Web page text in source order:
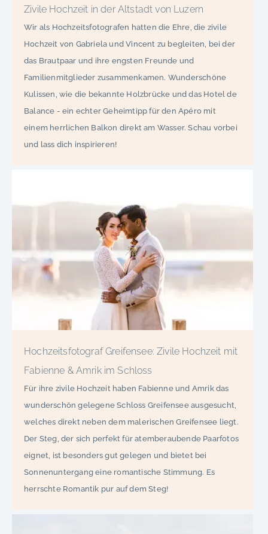
Zivile Hochzeit in der Altstadt von Luzern
Wir als Hochzeitsfotografen hatten die Ehre, die zivile
Hochzeit von Gabriela und Vincent zu begleiten, bei der
das Brautpaar und ihre engsten Freunde und
Familienmitglieder zusammenkamen. Wunderschöne
Kulissen, wie die bekannte Holzbrücke und das Hotel de
Balance - ein echter Geheimtipp für den Apéro mit
einem herrlichen Balkon direkt am Wasser. Schau vorbei
und lass dich inspirieren!
Hochzeitsfotograf Greifensee: Zivile Hochzeit mit
Fabienne & Amrik im Schloss
Für ihre zivile Hochzeit haben Fabienne und Amrik das
wunderschön gelegene Schloss Greifensee ausgesucht,
welches direkt neben dem malerischen Greifensee liegt.
Der Steg, der sich perfekt für atemberaubende Paarfotos
eignet, ist besonders gut gelegen und bietet bei
Sonnenuntergang eine romantische Stimmung. Es
herrschte Romantik pur auf dem Steg!